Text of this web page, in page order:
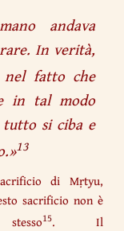
andava
In verità,
nel fatto che
in tal modo
tutto si ciba e
.»13
di Mṛtyu,
sacrificio non è
15. Il